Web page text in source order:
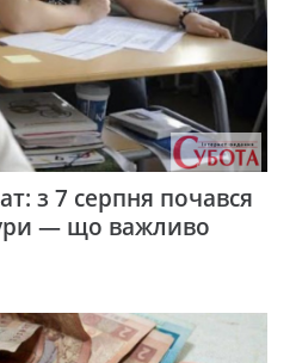
з 7 серпня почався
— що важливо